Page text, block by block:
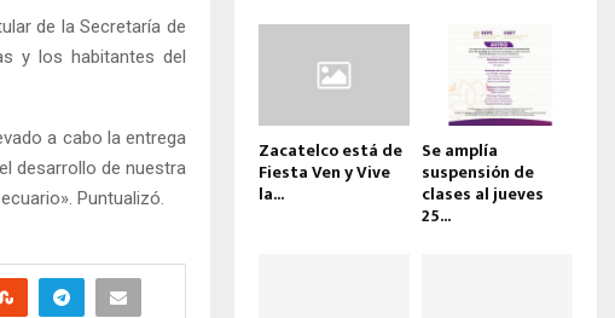
de la Secretaría de
y los habitantes del
a cabo la entrega
desarrollo de nuestra
Puntualizó.
Zacatelco está de
Fiesta Ven y Vive
la...
Se amplía
suspensión de
clases al jueves
25...